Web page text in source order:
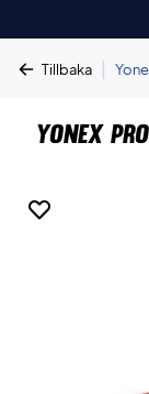
Tillbaka |
Yonex